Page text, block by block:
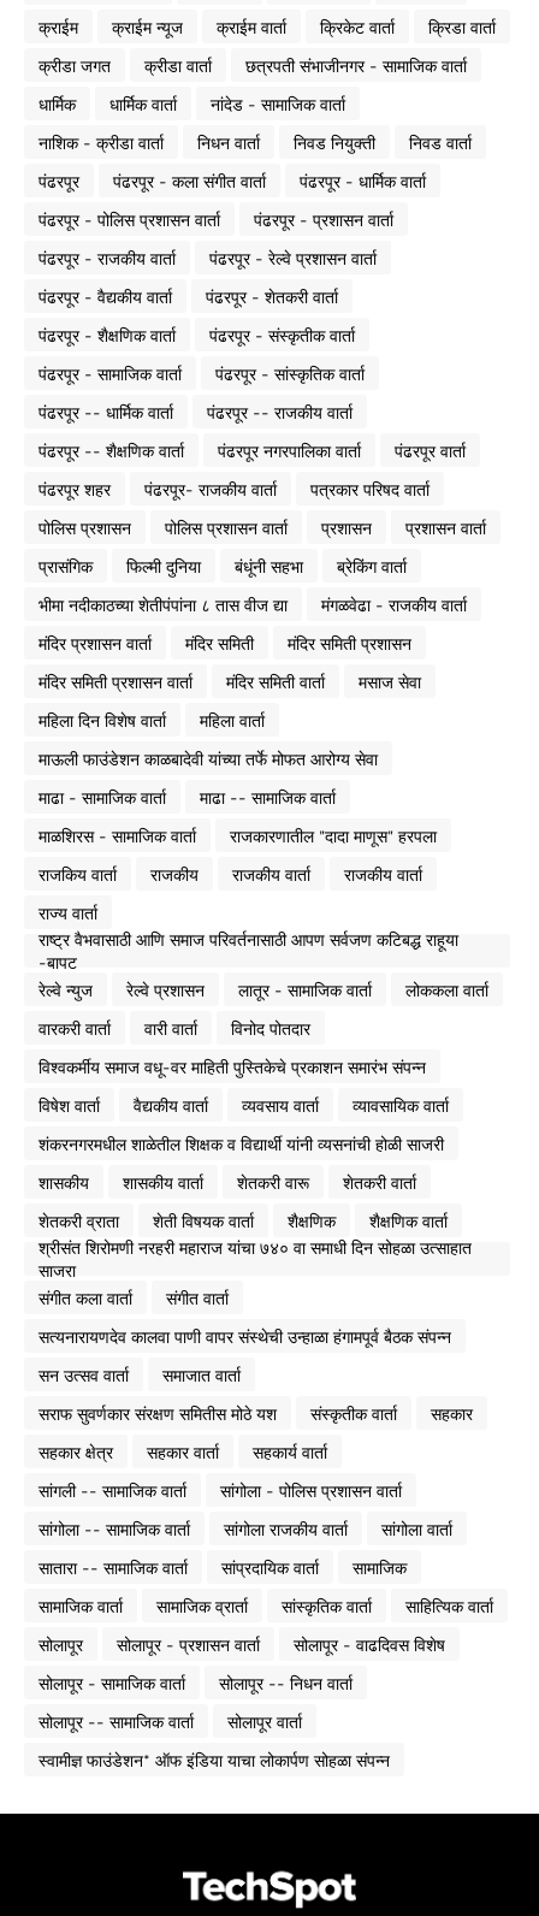
क्राईम
क्राईम न्यूज क्राईम वार्ता क्रिकेट वार्ता
क्रिडा वार्ता
क्रीडा जगत
क्रीडा वार्ता
छत्रपती संभाजीनगर - सामाजिक वार्ता
धार्मिक
धार्मिक वार्ता
नांदेड - सामाजिक वार्ता
नाशिक - क्रीडा वार्ता
निधन वार्ता निवड नियुक्ती
निवड वार्ता
पंढरपूर
पंढरपूर - कला संगीत वार्ता
पंढरपूर - धार्मिक वार्ता
पंढरपूर - पोलिस प्रशासन वार्ता
पंढरपूर - प्रशासन वार्ता
पंढरपूर - राजकीय वार्ता
पंढरपूर - रेल्वे प्रशासन वार्ता
पंढरपूर - वैद्यकीय वार्ता
पंढरपूर - शेतकरी वार्ता
पंढरपूर - शैक्षणिक वार्ता
पंढरपूर - संस्कृतीक वार्ता
पंढरपूर - सामाजिक वार्ता
पंढरपूर - सांस्कृतिक वार्ता
पंढरपूर -- धार्मिक वार्ता
पंढरपूर -- राजकीय वार्ता
पंढरपूर -- शैक्षणिक वार्ता
पंढरपूर नगरपालिका वार्ता
पंढरपूर वार्ता
पंढरपूर शहर
पंढरपूर- राजकीय वार्ता
पत्रकार परिषद वार्ता
पोलिस प्रशासन
पोलिस प्रशासन वार्ता प्रशासन
प्रशासन वार्ता
प्रासंगिक
फिल्मी दुनिया बंधूंनी सहभा
ब्रेकिंग वार्ता
भीमा नदीकाठच्या शेतीपंपांना ८ तास वीज द्या
मंगळवेढा - राजकीय वार्ता
मंदिर प्रशासन वार्ता
मंदिर समिती
मंदिर समिती प्रशासन
मंदिर समिती प्रशासन वार्ता
मंदिर समिती वार्ता
मसाज सेवा
महिला दिन विशेष वार्ता
महिला वार्ता
माऊली फाउंडेशन काळबादेवी यांच्या तर्फे मोफत आरोग्य सेवा
माढा - सामाजिक वार्ता
माढा -- सामाजिक वार्ता
माळशिरस - सामाजिक वार्ता
राजकारणातील "दादा माणूस" हरपला
राजकिय वार्ता
राजकीय राजकीय वार्ता
राजकीय वार्ता
राज्य वार्ता
राष्ट्र वैभवासाठी आणि समाज परिवर्तनासाठी आपण सर्वजण कटिबद्ध राहूया
-बापट
रेल्वे न्युज
रेल्वे प्रशासन लातूर - सामाजिक वार्ता
लोककला वार्ता
वारकरी वार्ता
वारी वार्ता
विनोद पोतदार
विश्वकर्मीय समाज वधू-वर माहिती पुस्तिकेचे प्रकाशन समारंभ संपन्न
विषेश वार्ता
वैद्यकीय वार्ता व्यवसाय वार्ता
व्यावसायिक वार्ता
शंकरनगरमधील शाळेतील शिक्षक व विद्यार्थी यांनी व्यसनांची होळी साजरी
शासकीय
शासकीय वार्ता शेतकरी वारू
शेतकरी वार्ता
शेतकरी व्राता
शेती विषयक वार्ता शैक्षणिक
शैक्षणिक वार्ता
श्रीसंत शिरोमणी नरहरी महाराज यांचा ७४० वा समाधी दिन सोहळा उत्साहात
साजरा
संगीत कला वार्ता
संगीत वार्ता
सत्यनारायणदेव कालवा पाणी वापर संस्थेची उन्हाळा हंगामपूर्व बैठक संपन्न
सन उत्सव वार्ता
समाजात वार्ता
सराफ सुवर्णकार संरक्षण समितीस मोठे यश
संस्कृतीक वार्ता
सहकार
सहकार क्षेत्र
सहकार वार्ता
सहकार्य वार्ता
सांगली -- सामाजिक वार्ता
सांगोला - पोलिस प्रशासन वार्ता
सांगोला -- सामाजिक वार्ता
सांगोला राजकीय वार्ता
सांगोला वार्ता
सातारा -- सामाजिक वार्ता
सांप्रदायिक वार्ता
सामाजिक
सामाजिक वार्ता
सामाजिक व्रार्ता सांस्कृतिक वार्ता
साहित्यिक वार्ता
सोलापूर
सोलापूर - प्रशासन वार्ता
सोलापूर - वाढदिवस विशेष
सोलापूर - सामाजिक वार्ता
सोलापूर -- निधन वार्ता
सोलापूर -- सामाजिक वार्ता
सोलापूर वार्ता
स्वामीज्ञ फाउंडेशन* ऑफ इंडिया याचा लोकार्पण सोहळा संपन्न